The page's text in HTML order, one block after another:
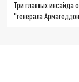
Три главных инсайда
"генерала